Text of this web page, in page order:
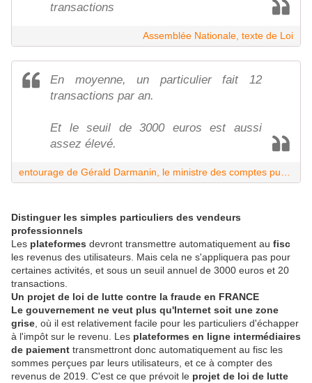
transactions
Assemblée Nationale, texte de Loi
En moyenne, un particulier fait 12
transactions par an.
Et le seuil de 3000 euros est aussi
assez élevé.
Distinguer les simples particuliers des vendeurs
professionnels
Les plateformes devront transmettre automatiquement au fisc
les revenus des utilisateurs. Mais cela ne s'appliquera pas pour
certaines activités, et sous un seuil annuel de 3000 euros et 20
transactions.
Un projet de loi de lutte contre la fraude en FRANCE
Le gouvernement ne veut plus qu'Internet soit une zone
grise , où il est relativement facile pour les particuliers d'échapper
à l'impôt sur le revenu. Les plateformes en ligne intermédiaires
de paiement transmettront donc automatiquement au fisc les
sommes perçues par leurs utilisateurs, et ce à compter des
revenus de 2019. C'est ce que prévoit le projet de loi de lutte